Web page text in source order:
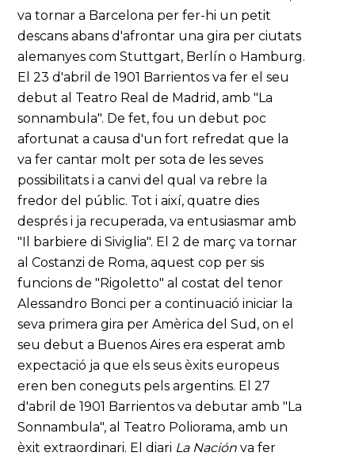
va tornar a Barcelona per fer-hi un petit
descans abans d'afrontar una gira per ciutats
alemanyes com Stuttgart, Berlín o Hamburg.
El 23 d'abril de 1901 Barrientos va fer el seu
debut al Teatro Real de Madrid, amb "La
sonnambula". De fet, fou un debut poc
afortunat a causa d'un fort refredat que la
va fer cantar molt per sota de les seves
possibilitats i a canvi del qual va rebre la
fredor del públic. Tot i així, quatre dies
després i ja recuperada, va entusiasmar amb
"Il barbiere di Siviglia". El 2 de març va tornar
al Costanzi de Roma, aquest cop per sis
funcions de "Rigoletto" al costat del tenor
Alessandro Bonci per a continuació iniciar la
seva primera gira per Amèrica del Sud, on el
seu debut a Buenos Aires era esperat amb
expectació ja que els seus èxits europeus
eren ben coneguts pels argentins. El 27
d'abril de 1901 Barrientos va debutar amb "La
Sonnambula", al Teatro Poliorama, amb un
èxit extraordinari. El diari La Nación va fer